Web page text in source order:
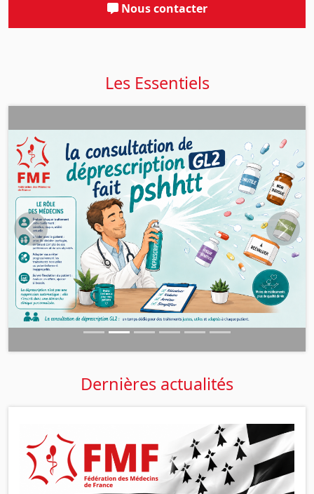
Les Essentiels
Précédent
Dernières actualités
Nous contacter